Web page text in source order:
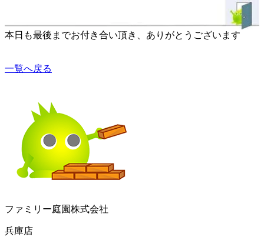
本日も最後までお付き合い頂き、ありがとうございます
一覧へ戻る
ファミリー庭園株式会社
兵庫店